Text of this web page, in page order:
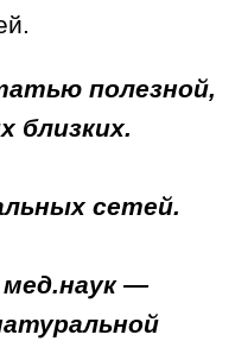
полезной,
близких.
сетей.
—